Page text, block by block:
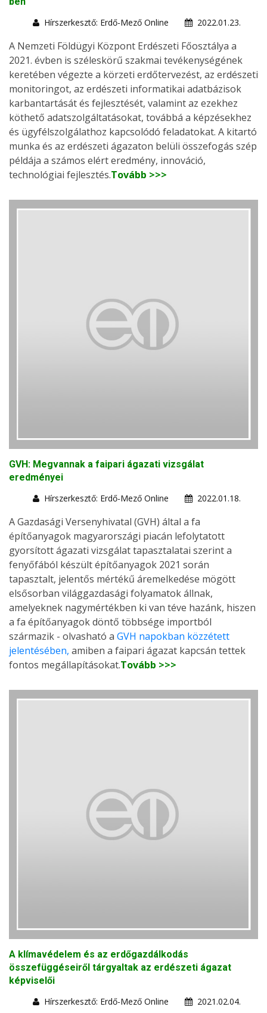
Hírszerkesztő: Erdő-Mező Online
2022.01.23.
A Nemzeti Földügyi Központ Erdészeti Főosztálya a
2021. évben is széleskörű szakmai tevékenységének
keretében végezte a körzeti erdőtervezést, az erdészeti
monitoringot, az erdészeti informatikai adatbázisok
karbantartását és fejlesztését, valamint az ezekhez
köthető adatszolgáltatásokat, továbbá a képzésekhez
és ügyfélszolgálathoz kapcsolódó feladatokat. A kitartó
munka és az erdészeti ágazaton belüli összefogás szép
példája a számos elért eredmény, innováció,
technológiai fejlesztés.Tovább >>>
GVH: Megvannak a faipari ágazati vizsgálat
eredményei
Hírszerkesztő: Erdő-Mező Online
2022.01.18.
A Gazdasági Versenyhivatal (GVH) által a fa
építőanyagok magyarországi piacán lefolytatott
gyorsított ágazati vizsgálat tapasztalatai szerint a
fenyőfából készült építőanyagok 2021 során
tapasztalt, jelentős mértékű áremelkedése mögött
elsősorban világgazdasági folyamatok állnak,
amelyeknek nagymértékben ki van téve hazánk, hiszen
a fa építőanyagok döntő többsége importból
származik - olvasható a GVH napokban közzétett
jelentésében, amiben a faipari ágazat kapcsán tettek
fontos megállapításokat.Tovább >>>
A klímavédelem és az erdőgazdálkodás
összefüggéseiről tárgyaltak az erdészeti ágazat
képviselői
Hírszerkesztő: Erdő-Mező Online
2021.02.04.